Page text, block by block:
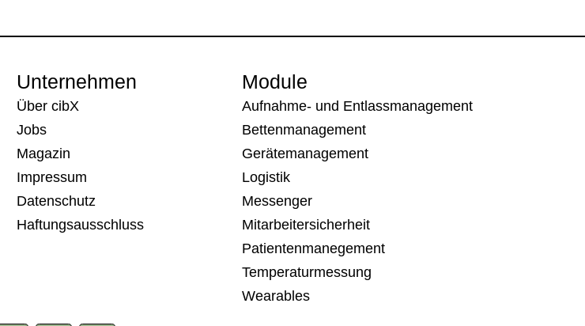
Unternehmen
Über cibX
Jobs
Magazin
Impressum
Datenschutz
Haftungsausschluss
Module
Aufnahme- und Entlassmanagement
Bettenmanagement
Gerätemanagement
Logistik
Messenger
Mitarbeitersicherheit
Patientenmanegement
Temperaturmessung
Wearables